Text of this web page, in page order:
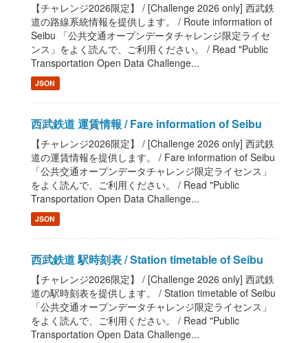
【チャレンジ2026限定】 / [Challenge 2026 only] 西武鉄
道の路線系統情報を提供します。 / Route information of
Seibu 「公共交通オープンデータチャレンジ限定ライセ
ンス」をよく読んで、ご利用ください。 / Read "Public
Transportation Open Data Challenge...
JSON
西武鉄道 運賃情報 / Fare information of Seibu
【チャレンジ2026限定】 / [Challenge 2026 only] 西武鉄
道の運賃情報を提供します。 / Fare information of Seibu
「公共交通オープンデータチャレンジ限定ライセンス」
をよく読んで、ご利用ください。 / Read "Public
Transportation Open Data Challenge...
JSON
西武鉄道 駅時刻表 / Station timetable of Seibu
【チャレンジ2026限定】 / [Challenge 2026 only] 西武鉄
道の駅時刻表を提供します。 / Station timetable of Seibu
「公共交通オープンデータチャレンジ限定ライセンス」
をよく読んで、ご利用ください。 / Read "Public
Transportation Open Data Challenge...